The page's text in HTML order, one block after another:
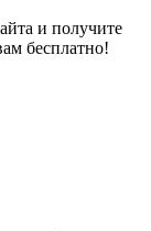
и получите
бесплатно!